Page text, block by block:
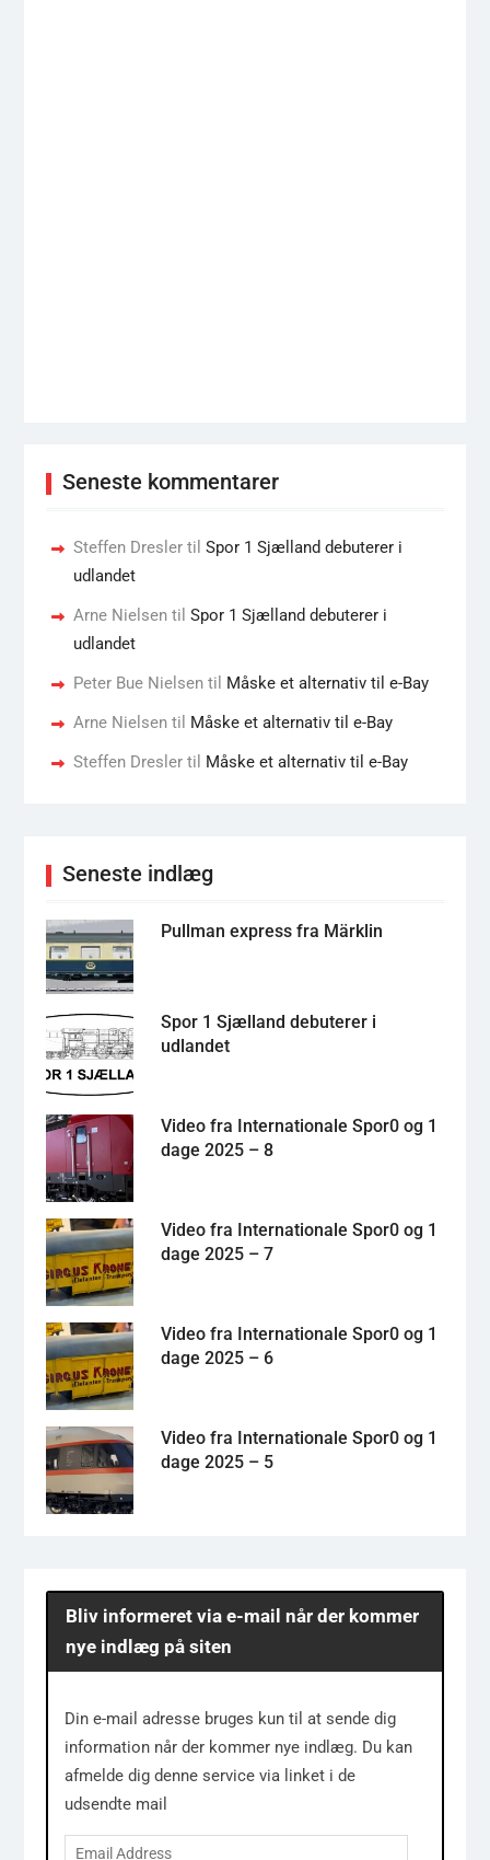
Seneste kommentarer
Steffen Dreslertil Spor 1 Sjælland debuterer i
udlandet
Arne Nielsentil Spor 1 Sjælland debuterer i
udlandet
Peter Bue Nielsentil Måske et alternativ til e-Bay
Arne Nielsentil Måske et alternativ til e-Bay
Steffen Dreslertil Måske et alternativ til e-Bay
Seneste indlæg
Pullman express fra Märklin
Spor 1 Sjælland debuterer i
udlandet
Video fra Internationale Spor0 og 1
dage 2025 – 8
Video fra Internationale Spor0 og 1
dage 2025 – 7
Video fra Internationale Spor0 og 1
dage 2025 – 6
Video fra Internationale Spor0 og 1
dage 2025 – 5
Bliv informeret via e-mail når der kommer
nye indlæg på siten
Din e-mail adresse bruges kun til at sende dig
information når der kommer nye indlæg. Du kan
afmelde dig denne service via linket i de
udsendte mail
Email